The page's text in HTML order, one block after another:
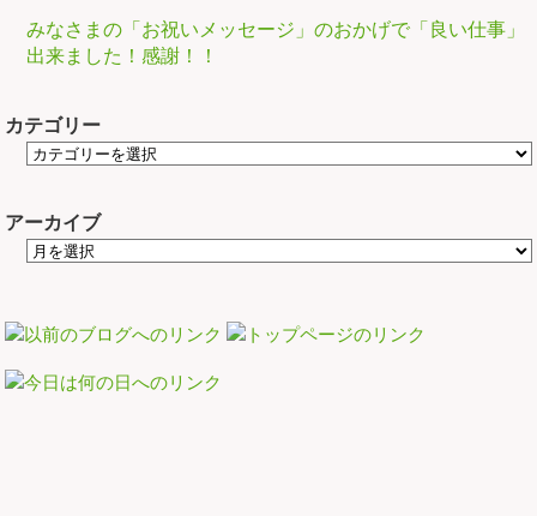
みなさまの「お祝いメッセージ」のおかげで「良い仕事」
出来ました！感謝！！
カテゴリー
アーカイブ